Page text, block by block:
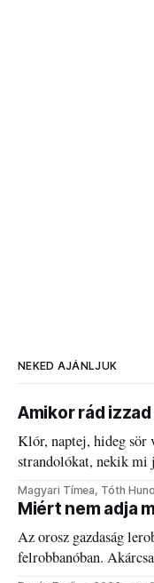
NEKED AJÁNLJUK
Amikor rád izzad
Klór, naptej, hideg sör
strandolókat, nekik mi
kánikulát.
Magyari Tímea, Tóth
Miért nem adja
Az orosz gazdaság
felrobbanóban.
elégedetlen vezetőivel.